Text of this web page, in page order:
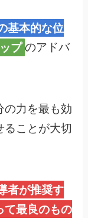
基本的な位
プ のアドバ
の力を最も効
ることが大切
者が推奨す
て最良のもの